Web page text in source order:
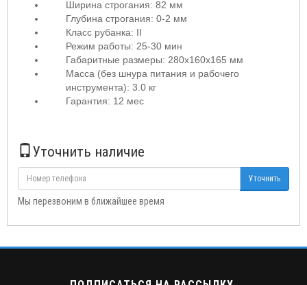
Ширина строгания: 82 мм
Глубина строгания: 0-2 мм
Класс рубанка: II
Режим работы: 25-30 мин
Габаритные размеры: 280x160x165 мм
Масса (без шнура питания и рабочего
инструмента): 3.0 кг
Гарантия: 12 мес
Уточнить наличие
Уточнить
Мы перезвоним в ближайшее время